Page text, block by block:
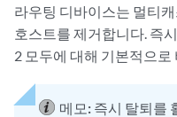
라우팅 디바이스는 멀티
호스트를 제거합니다. 즉
2 모두에 대해 기본적으로
메모: 즉시 탈퇴를